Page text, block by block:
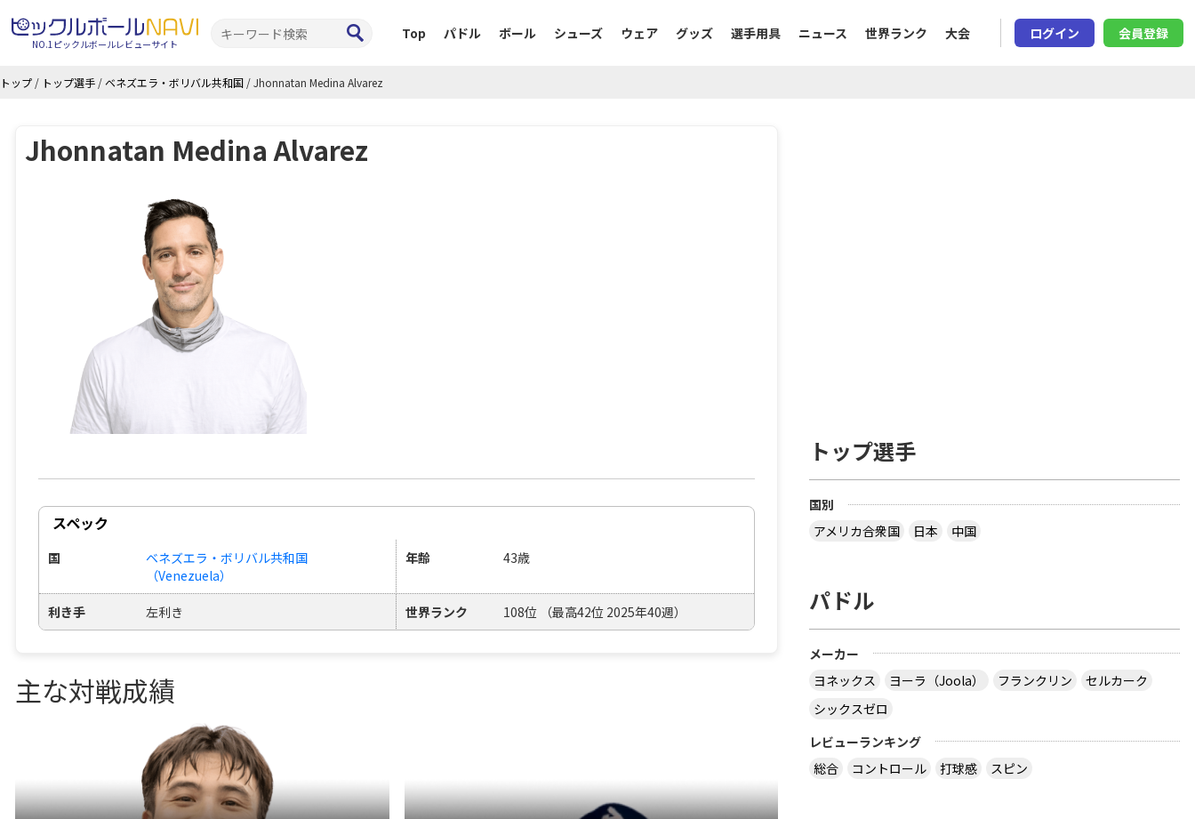
NO.1ピックルボールレビューサイト
Top パドル ボール シューズ ウェア グッズ 選手用具 ニュース 世界ランク 大会 ログイン 会員登録
トップ / トップ選手 /ベネズエラ・ボリバル共和国 /Jhonnatan Medina Alvarez
Jhonnatan Medina Alvarez
スペック
国
ベネズエラ・ボリバル共和国
（Venezuela）
年齢 43歳
利き手 左利き 世界ランク 108位 （最高42位 2025年40週）
主な対戦成績
トップ選手
国別
アメリカ合衆国
日本 中国
パドル
メーカー
ヨネックス
ヨーラ（Joola） フランクリン
セルカーク
シックスゼロ
レビューランキング
総合
コントロール 打球感 スピン